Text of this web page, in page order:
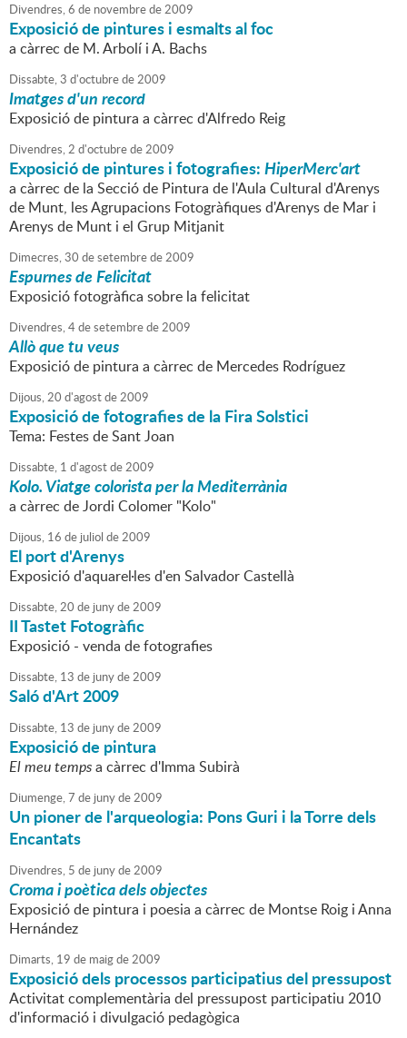
Divendres,6 de novembrede2009
Exposició de pintures i esmalts al foc
a càrrec de M. Arbolí i A. Bachs
Dissabte,3 d'octubrede2009
Imatges d'un record
Exposició de pintura a càrrec d'Alfredo Reig
Divendres,2 d'octubrede2009
Exposició de pintures i fotografies:HiperMerc'art
a càrrec de la Secció de Pintura de l'Aula Cultural d'Arenys
de Munt, les Agrupacions Fotogràfiques d'Arenys de Mar i
Arenys de Munt i el Grup Mitjanit
Dimecres,30 desetembrede2009
Espurnes de Felicitat
Exposició fotogràfica sobre la felicitat
Divendres,4desetembrede2009
Allò que tu veus
Exposició de pintura a càrrec de Mercedes Rodríguez
Dijous,20 d'agostde2009
Exposició de fotografies de la Fira Solstici
Tema: Festes de Sant Joan
Dissabte, 1 d'agostde2009
Kolo. Viatge colorista per la Mediterrània
a càrrec de Jordi Colomer "Kolo"
Dijous, 16 de juliol de2009
El port d'Arenys
Exposició d'aquarel·les d'en Salvador Castellà
Dissabte,20 de junyde2009
II Tastet Fotogràfic
Exposició - venda de fotografies
Dissabte, 13 de junyde2009
Saló d'Art 2009
Dissabte, 13 de junyde2009
Exposició de pintura
El meu tempsa càrrec d'Imma Subirà
Diumenge,7 de junyde2009
Un pioner de l'arqueologia: Pons Guri i la Torre dels
Encantats
Divendres, 5 de junyde2009
Croma i poètica dels objectes
Exposició de pintura i poesia a càrrec de Montse Roig i Anna
Hernández
Dimarts, 19 de maigde2009
Exposició dels processos participatius del pressupost
Activitat complementària del pressupost participatiu 2010
d'informació i divulgació pedagògica